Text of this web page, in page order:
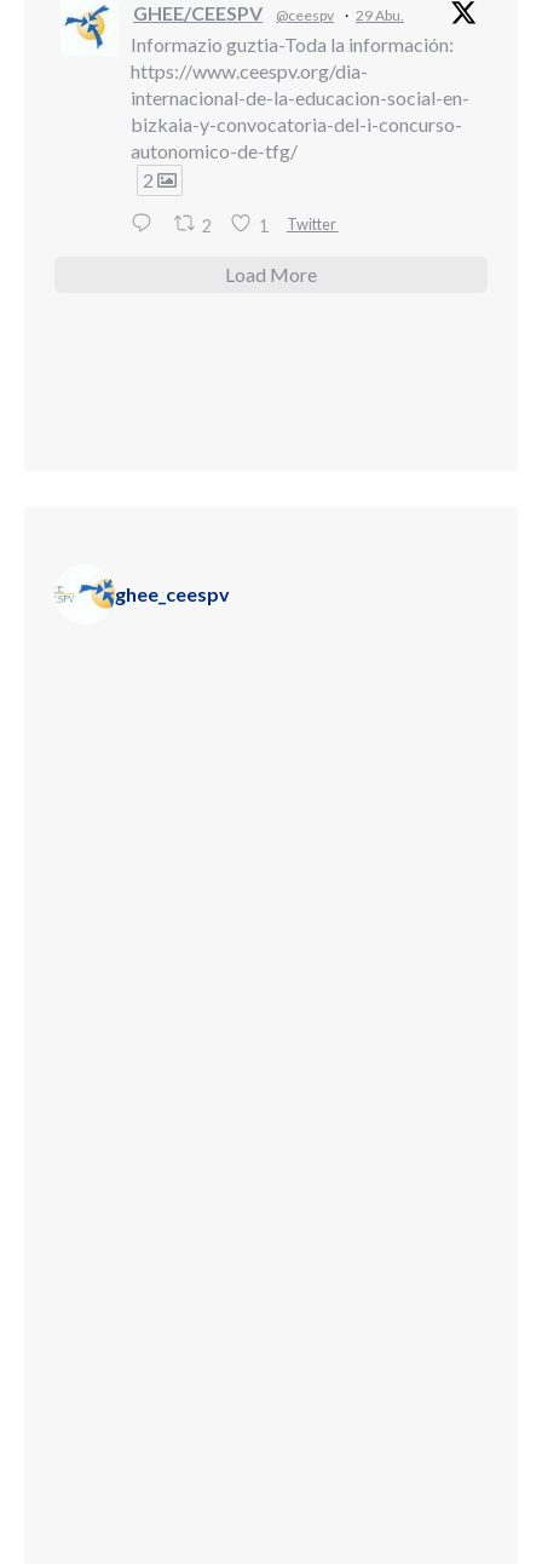
GHEE/CEESPV @ceespv · 29 Abu.
Informazio guztia-Toda la información:
https://www.ceespv.org/dia-
internacional-de-la-educacion-social-en-
bizkaia-y-convocatoria-del-i-concurso-
autonomico-de-tfg/
2
2 1 Twitter
Load More
ghee_ceespv